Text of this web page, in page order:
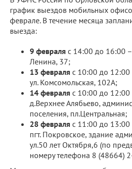
график выездов мобильных
феврале. В течение месяца
выезда:
9 февраля с 14:00 до 16:00
Ленина, 37;
13 февраля с 10:00 до 12:00
ул. Комсомольская, 102А;
14 февраля с 10:00 до
д.Верхнее Алябьево,
поселения, пл.Центральная;
28 февраля с 11:00 до
пгт. Покровское, здание
ул.50 лет Октября,6 (по
номеру телефона 8 (48664)